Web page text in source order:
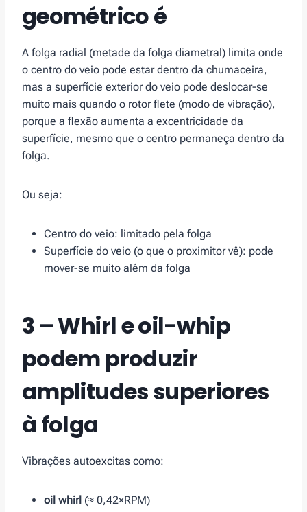
geométrico é
A folga radial (metade da folga diametral) limita onde
o centro do veio pode estar dentro da chumaceira,
mas a superfície exterior do veio pode deslocar-se
muito mais quando o rotor flete (modo de vibração),
porque a flexão aumenta a excentricidade da
superfície, mesmo que o centro permaneça dentro da
folga.
Ou seja:
Centro do veio: limitado pela folga
Superfície do veio (o que o proximitor vê): pode
mover-se muito além da folga
3 – Whirl e oil-whip
podem produzir
amplitudes superiores
à folga
Vibrações autoexcitas como:
oil whirl (≈ 0,42×RPM)